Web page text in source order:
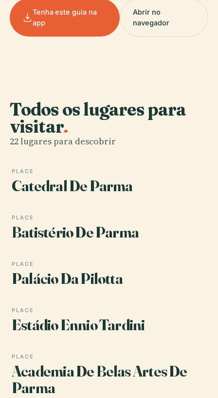
Tenha este guia na
app
Abrir no
navegador
Todos os lugares para
visitar.
22 lugares para descobrir
PLACE
Catedral De Parma
PLACE
Batistério De Parma
PLACE
Palácio Da Pilotta
PLACE
Estádio Ennio Tardini
PLACE
Academia De Belas Artes De
Parma